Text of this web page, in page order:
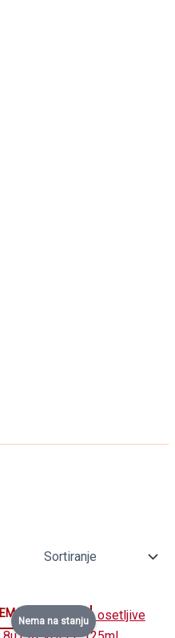
Nema na stanju